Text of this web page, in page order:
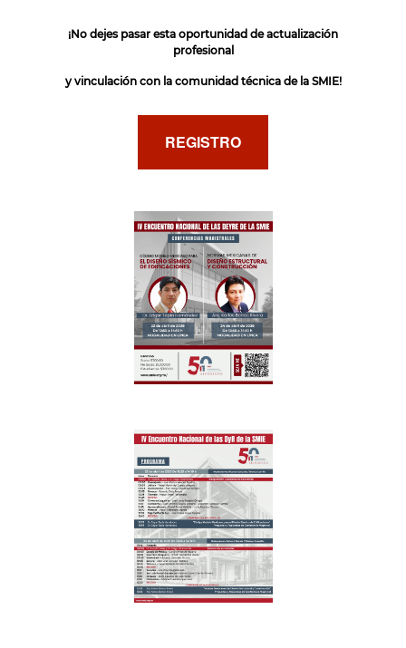
¡No dejes pasar esta oportunidad de actualización
profesional
y vinculación con la comunidad técnica de la SMIE!
REGISTRO